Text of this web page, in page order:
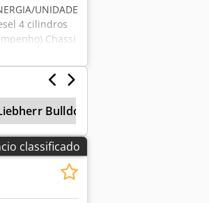
UNIDADE
4 cilindros
Chassi
Bulldozer
classificado